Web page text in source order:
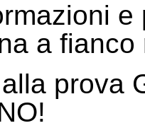
a fianco
prova